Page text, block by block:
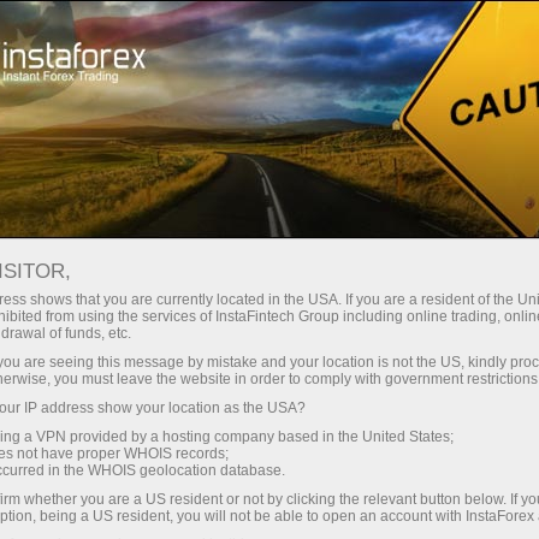
Tentang InstaForex Berita Perusahaan
PERUBAHAN JAM TRADING
TANGGAL 3 JULI 2020
MENJELANG HARI
KEMERDEKAAN
shows that you are currently located in the USA. If you are a resident of the
from using the services of InstaFintech Group including online trading,
of funds, etc.
are seeing this message by mistake and your location is not the US, kindly
you must leave the website in order to comply with government
IP address show your location as the USA?
a VPN provided by a hosting company based in the United States;
not have proper WHOIS records;
in the WHOIS geolocation database.
whether you are a US resident or not by clicking the relevant button below. If
being a US resident, you will not be able to open an account with InstaForex